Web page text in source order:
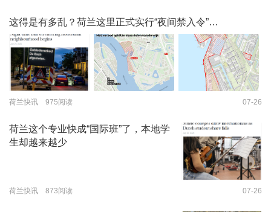
这得是有多乱？荷兰这里正式实行“夜间禁入令”…
荷兰快讯 975阅读 07-26
荷兰这个专业快成“国际班”了，本地学
生却越来越少
荷兰快讯 873阅读 07-26